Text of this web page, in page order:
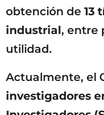
obtención de 13
industrial, entre
utilidad.
Actualmente, el
investigadores